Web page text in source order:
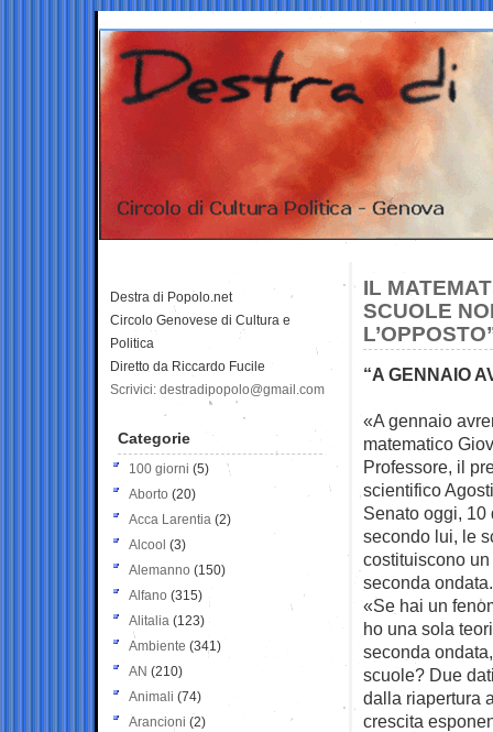
IL
SCUOLE
“A GENNAIO
«A gennaio
matematico
Professore, il
scientifico
Senato oggi, 10
secondo lui, le
costituiscono
seconda
«Se hai un
ho una sola
seconda
scuole? Due
dalla riapertura
crescita
Destra di Popolo.net
Circolo Genovese di Cultura e
Politica
Diretto da Riccardo Fucile
Scrivici: destradipopolo@gmail.com
Categorie
100 giorni (5)
Aborto (20)
Acca Larentia (2)
Alcool (3)
Alemanno (150)
Alfano (315)
Alitalia (123)
Ambiente (341)
AN (210)
Animali (74)
Arancioni (2)